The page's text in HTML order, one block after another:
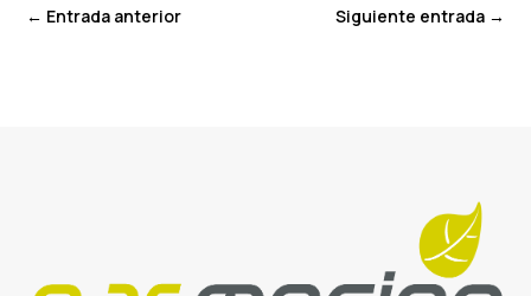
← Entrada anterior Siguiente entrada→